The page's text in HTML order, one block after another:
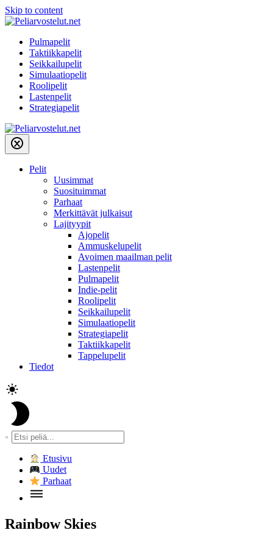
Skip to content
Pulmapelit
Taktiikkapelit
Seikkailupelit
Simulaatiopelit
Roolipelit
Lastenpelit
Strategiapelit
Pelit
Uusimmat
Suosituimmat
Parhaat
Merkittävät julkaisut
Lajityypit
Ajopelit
Ammuskelupelit
Avoimen maailman pelit
Lastenpelit
Pulmapelit
Indie-pelit
Roolipelit
Seikkailupelit
Simulaatiopelit
Strategiapelit
Taktiikkapelit
Tappelupelit
Tiedot
Etusivu
Uudet
Parhaat
Rainbow Skies